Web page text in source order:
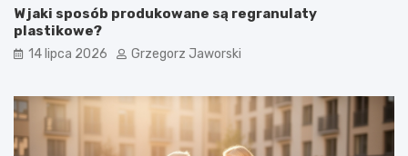
W jaki sposób produkowane są regranulaty
plastikowe?
14 lipca 2026 Grzegorz Jaworski